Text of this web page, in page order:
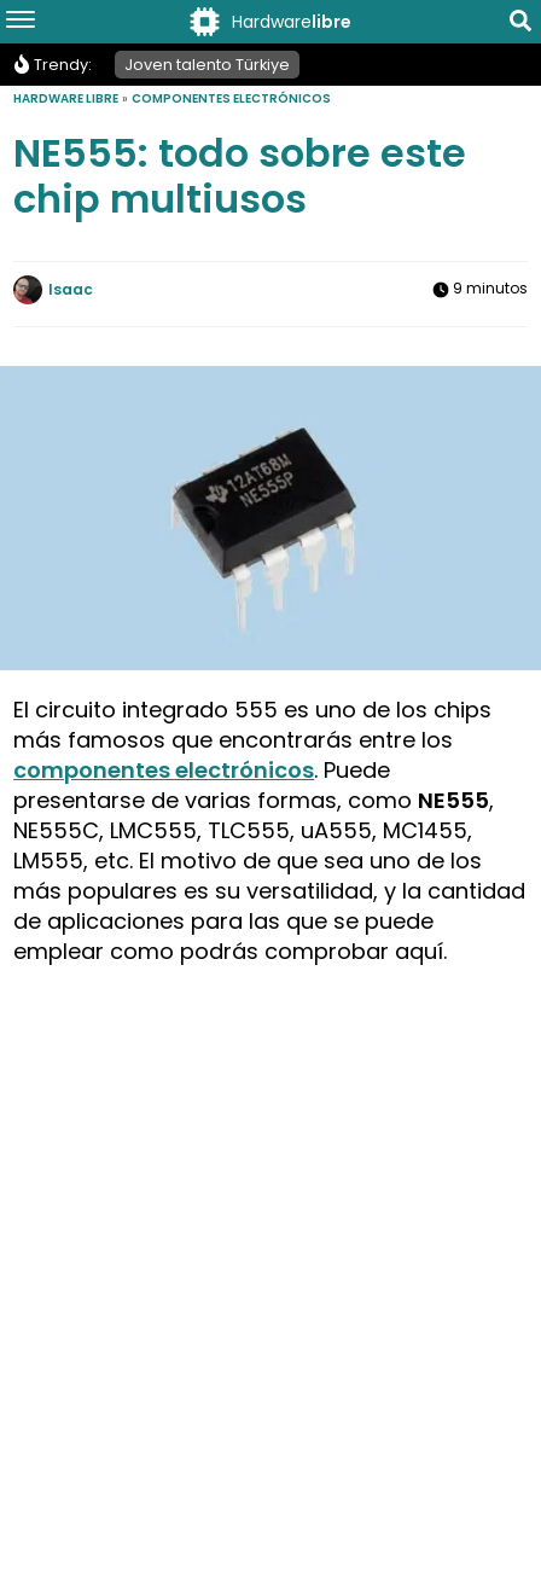
Hardwarelibre
Trendy: Joven talento Türkiye
HARDWARE LIBRE »COMPONENTES ELECTRÓNICOS
NE555: todo sobre este
chip multiusos
Isaac 9 minutos
El circuito integrado 555 es uno de los chips
más famosos que encontrarás entre los
componentes electrónicos. Puede
presentarse de varias formas, como NE555,
NE555C, LMC555, TLC555, uA555, MC1455,
LM555, etc. El motivo de que sea uno de los
más populares es su versatilidad, y la cantidad
de aplicaciones para las que se puede
emplear como podrás comprobar aquí.